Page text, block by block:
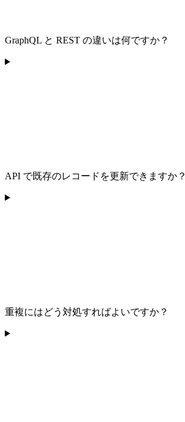
GraphQL と REST の違いは何ですか？
API で既存のレコードを更新できますか？
重複にはどう対処すればよいですか？